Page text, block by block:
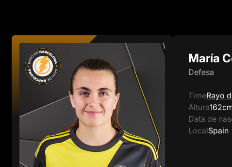
María
Defesa
TimeRayo
Altura
Data de
LocalSpain